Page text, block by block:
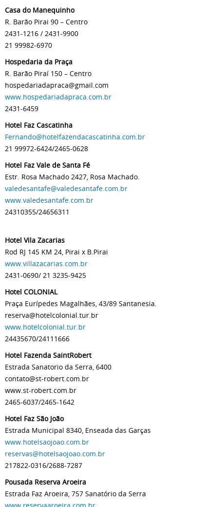
Casa do Manequinho
R. Barão Pirai 90 – Centro
2431-1216 / 2431-9900
21 99982-6970
Hospedaria da Praça
R. Barão Piraí 150 – Centro
hospedariadapraca@gmail.com
www.hospedariadapraca.com.br
2431-6459
Hotel Faz Cascatinha
Fernando@hotelfazendacascatinha.com.br
21 99972-6424/2465-0628
Hotel Faz Vale de Santa Fé
Estr. Rosa Machado 2427, Rosa Machado.
valedesantafe@valedesantafe.com.br
www.valedesantafe.com.br
24310355/24656311
Hotel Vila Zacarias
Rod RJ 145 KM 24, Pirai x B.Pirai
www.villazacarias.com.br
2431-0690/ 21 3235-9425
Hotel COLONIAL
Praça Eurípedes Magalhães, 43/89 Santanesia.
reserva@hotelcolonial.tur.br
www.hotelcolonial.tur.br
24435670/24111666
Hotel Fazenda SaintRobert
Estrada Sanatorio da Serra, 6400
contato@st-robert.com.br
www.st-robert.com.br
2465-6037/2465-1642
Hotel Faz São João
Estrada Municipal 8340, Enseada das Garças
www.hotelsaojoao.com.br
reservas@hotelsaojoao.com.br
217822-0316/2688-7287
Pousada Reserva Aroeira
Estrada Faz Aroeira, 757 Sanatório da Serra